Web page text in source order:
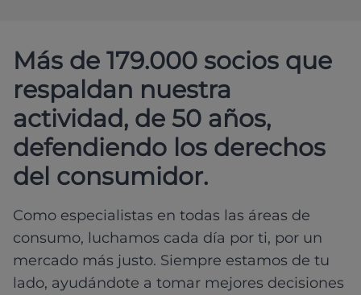
Más de 179.000 socios que
respaldan nuestra
actividad, de 50 años,
defendiendo los derechos
del consumidor.
Como especialistas en todas las áreas de
consumo, luchamos cada día por ti, por un
mercado más justo. Siempre estamos de tu
lado, ayudándote a tomar mejores decisiones